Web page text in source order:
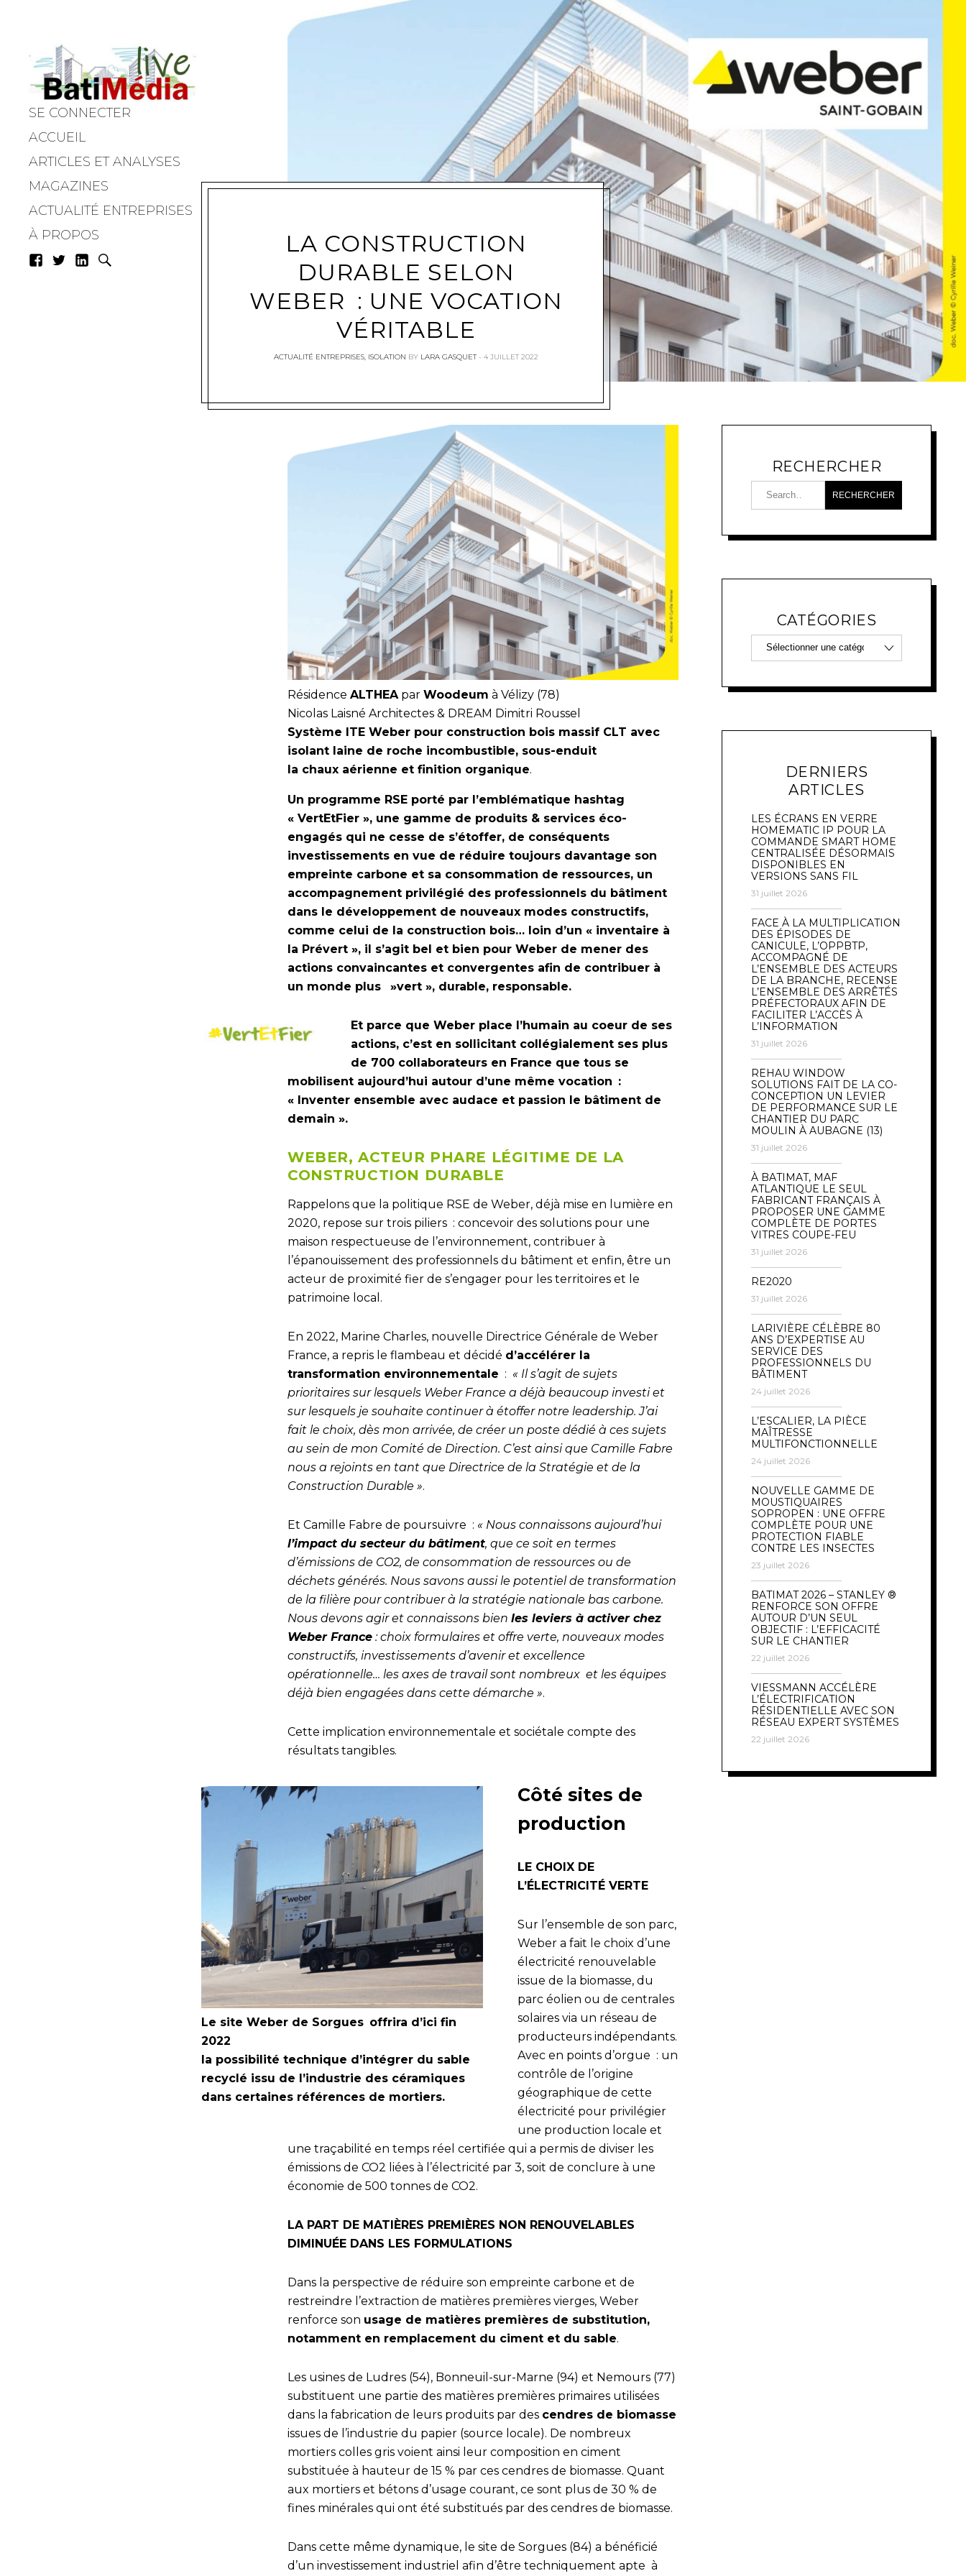
Batimedialive
SE CONNECTER
ACCUEIL
ARTICLES ET ANALYSES
MAGAZINES
ACTUALITÉ ENTREPRISES
À PROPOS
LA CONSTRUCTION
DURABLE SELON
WEBER : UNE VOCATION
VÉRITABLE
ACTUALITÉ ENTREPRISES, ISOLATION BY LARA GASQUET 4 JUILLET 2022
Résidence ALTHEApar Woodeum à Vélizy (78)
Nicolas Laisné Architectes & DREAM Dimitri Roussel
Système ITE Weber pour construction bois massif CLT avec
isolant laine de roche incombustible, sous-enduit
la chaux aérienne et finition organique.
Un programme RSE porté par l’emblématique hashtag
« VertEtFier », une gamme de produits & services éco-
engagés qui ne cesse de s’étoffer, de conséquents
investissements en vue de réduire toujours davantage son
empreinte carbone et sa consommation de ressources, un
accompagnement privilégié des professionnels du bâtiment
dans le développement de nouveaux modes constructifs,
comme celui de la construction bois… loin d’un « inventaire à
la Prévert », il s’agit bel et bien pour Weber de mener des
actions convaincantes et convergentes afin de contribuer à
un monde plus »vert », durable, responsable.
Et parce que Weber place l’humain au coeur de ses
actions, c’est en sollicitant collégialement ses plus
de 700 collaborateurs en France que tous se
mobilisent aujourd’hui autour d’une même vocation :
« Inventer ensemble avec audace et passion le bâtiment de
demain ».
WEBER, ACTEUR PHARE LÉGITIME DE LA
CONSTRUCTION DURABLE
Rappelons que la politique RSE de Weber, déjà mise en lumière en
2020, repose sur trois piliers : concevoir des solutions pour une
maison respectueuse de l’environnement, contribuer à
l’épanouissement des professionnels du bâtiment et enfin, être un
acteur de proximité fier de s’engager pour les territoires et le
patrimoine local.
En 2022, Marine Charles, nouvelle Directrice Générale de Weber
France, a repris le flambeau et décidé d’accélérer la
transformation environnementale : « Il s’agit de sujets
prioritaires sur lesquels Weber France a déjà beaucoup investi et
sur lesquels je souhaite continuer à étoffer notre leadership. J’ai
fait le choix, dès mon arrivée, de créer un poste dédié à ces sujets
au sein de mon Comité de Direction. C’est ainsi que Camille Fabre
nous a rejoints en tant que Directrice de la Stratégie et de la
Construction Durable ».
Et Camille Fabre de poursuivre : « Nous connaissons aujourd’hui
l’impact du secteur du bâtiment, que ce soit en termes
d’émissions de CO2, de consommation de ressources ou de
déchets générés. Nous savons aussi le potentiel de transformation
de la filière pour contribuer à la stratégie nationale bas carbone.
Nous devons agir et connaissons bien les leviers à activer chez
Weber France : choix formulaires et offre verte, nouveaux modes
constructifs, investissements d’avenir et excellence
opérationnelle… les axes de travail sont nombreux et les équipes
déjà bien engagées dans cette démarche ».
Cette implication environnementale et sociétale compte des
résultats tangibles.
Le site Weber de Sorgues offrira d’ici fin
2022
la possibilité technique d’intégrer du sable
recyclé issu de l’industrie des céramiques
dans certaines références de mortiers.
Côté sites de
production
LE CHOIX DE
L’ÉLECTRICITÉ VERTE
Sur l’ensemble de son parc,
Weber a fait le choix d’une
électricité renouvelable
issue de la biomasse, du
parc éolien ou de centrales
solaires via un réseau de
producteurs indépendants.
Avec en points d’orgue : un
contrôle de l’origine
géographique de cette
électricité pour privilégier
une production locale et
une traçabilité en temps réel certifiée qui a permis de diviser les
émissions de CO2 liées à l’électricité par 3, soit de conclure à une
économie de 500 tonnes de CO2.
LA PART DE MATIÈRES PREMIÈRES NON RENOUVELABLES
DIMINUÉE DANS LES FORMULATIONS
Dans la perspective de réduire son empreinte carbone et de
restreindre l’extraction de matières premières vierges, Weber
renforce son usage de matières premières de substitution,
notamment en remplacement du ciment et du sable.
Les usines de Ludres (54), Bonneuil-sur-Marne (94) et Nemours (77)
substituent une partie des matières premières primaires utilisées
dans la fabrication de leurs produits par des cendres de biomasse
issues de l’industrie du papier (source locale). De nombreux
mortiers colles gris voient ainsi leur composition en ciment
substituée à hauteur de 15 % par ces cendres de biomasse. Quant
aux mortiers et bétons d’usage courant, ce sont plus de 30 % de
fines minérales qui ont été substitués par des cendres de biomasse.
Dans cette même dynamique, le site de Sorgues (84) a bénéficié
d’un investissement industriel afin d’être techniquement apte à
RECHERCHER
CATÉGORIES
DERNIERS
ARTICLES
LES ÉCRANS EN VERRE
HOMEMATIC IP POUR LA
COMMANDE SMART HOME
CENTRALISÉE DÉSORMAIS
DISPONIBLES EN
VERSIONS SANS FIL
31 juillet 2026
FACE À LA MULTIPLICATION
DES ÉPISODES DE
CANICULE, L’OPPBTP,
ACCOMPAGNÉ DE
L’ENSEMBLE DES ACTEURS
DE LA BRANCHE, RECENSE
L’ENSEMBLE DES ARRÊTÉS
PRÉFECTORAUX AFIN DE
FACILITER L’ACCÈS À
L’INFORMATION
31 juillet 2026
REHAU WINDOW
SOLUTIONS FAIT DE LA CO-
CONCEPTION UN LEVIER
DE PERFORMANCE SUR LE
CHANTIER DU PARC
MOULIN À AUBAGNE (13)
31 juillet 2026
À BATIMAT, MAF
ATLANTIQUE LE SEUL
FABRICANT FRANÇAIS À
PROPOSER UNE GAMME
COMPLÈTE DE PORTES
VITRES COUPE-FEU
31 juillet 2026
RE2020
31 juillet 2026
LARIVIÈRE CÉLÈBRE 80
ANS D’EXPERTISE AU
SERVICE DES
PROFESSIONNELS DU
BÂTIMENT
24 juillet 2026
L’ESCALIER, LA PIÈCE
MAÎTRESSE
MULTIFONCTIONNELLE
24 juillet 2026
NOUVELLE GAMME DE
MOUSTIQUAIRES
SOPROPEN : UNE OFFRE
COMPLÈTE POUR UNE
PROTECTION FIABLE
CONTRE LES INSECTES
23 juillet 2026
BATIMAT 2026 – STANLEY ®
RENFORCE SON OFFRE
AUTOUR D’UN SEUL
OBJECTIF : L’EFFICACITÉ
SUR LE CHANTIER
22 juillet 2026
VIESSMANN ACCÉLÈRE
L’ÉLECTRIFICATION
RÉSIDENTIELLE AVEC SON
RÉSEAU EXPERT SYSTÈMES
22 juillet 2026